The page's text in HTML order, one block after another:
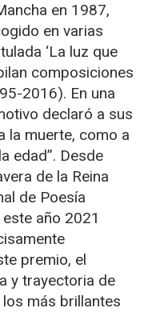
en 1987,
en varias
‘La luz que
composiciones
2016). En una
declaró a sus
la muerte, como a
edad”. Desde
de la Reina
de Poesía
año 2021
premio, el
y trayectoria de
más brillantes